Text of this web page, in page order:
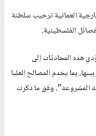
العمانية ترحيب سلطنة
الفلسطينية.
هذه المحادثات إلى
بما يخدم المصالح العليا
المشروعة". وفق ما ذكرت